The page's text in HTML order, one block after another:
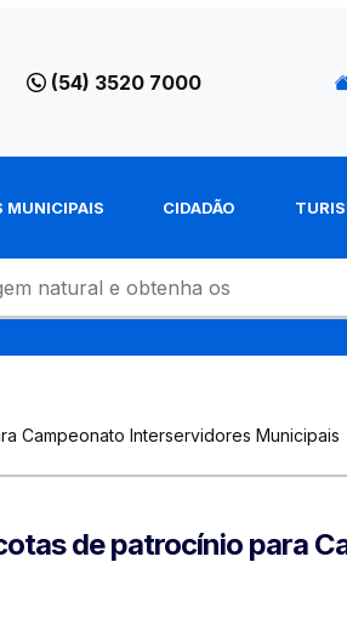
(54) 3520 7000
MUNICIPAIS CIDADÃO
Campeonato Interservidores Municipais
de patrocínio para